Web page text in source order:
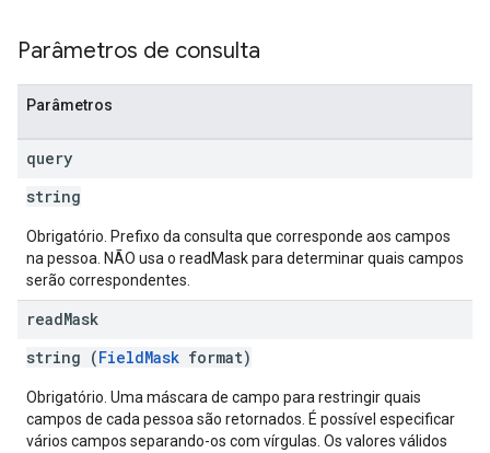
Parâmetros de consulta
Parâmetros
query
string
Obrigatório. Prefixo da consulta que corresponde aos campos
na pessoa. NÃO usa o readMask para determinar quais campos
serão correspondentes.
readMask
string (FieldMask format)
Obrigatório. Uma máscara de campo para restringir quais
campos de cada pessoa são retornados. É possível especificar
vários campos separando-os com vírgulas. Os valores válidos